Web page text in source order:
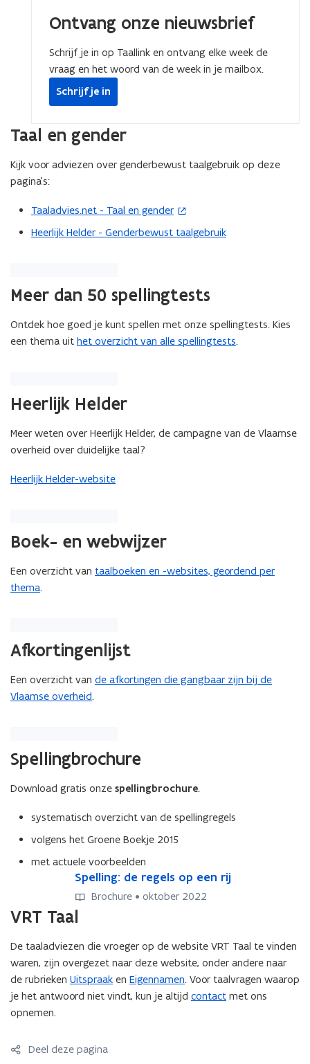
Ontvang onze nieuwsbrief
Schrijf je in op Taallink en ontvang elke week de
vraag en het woord van de week in je mailbox.
Schrijf je in
Taal en gender
Kijk voor adviezen over genderbewust taalgebruik op deze
pagina’s:
Taaladvies.net - Taal en gender
(
o
t
n
n
w
e
s
)
Heerlijk Helder - Genderbewust taalgebruik
Meer dan 50 spellingtests
Ontdek hoe goed je kunt spellen met onze spellingtests. Kies
een thema uit het overzicht van alle spellingtests.
Heerlijk Helder
Meer weten over Heerlijk Helder, de campagne van de Vlaamse
overheid over duidelijke taal?
Heerlijk Helder-website
Boek- en webwijzer
Een overzicht van taalboeken en -websites, geordend per
thema.
Afkortingenlijst
Een overzicht van de afkortingen die gangbaar zijn bij de
Vlaamse overheid.
Spellingbrochure
Download gratis onze spellingbrochure.
systematisch overzicht van de spellingregels
volgens het Groene Boekje 2015
met actuele voorbeelden
i
n
g
:
d
e
Spelling: de regels op een rij
S
p
e
l
i
n
g
:
e
Brochure • oktober 2022
VRT Taal
De taaladviezen die vroeger op de website VRT Taal te vinden
waren, zijn overgezet naar deze website, onder andere naar
de rubrieken Uitspraak en Eigennamen. Voor taalvragen waarop
je het antwoord niet vindt, kun je altijd contact met ons
opnemen.
Deel deze pagina